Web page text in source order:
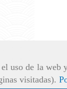
uso de la web
visitadas).